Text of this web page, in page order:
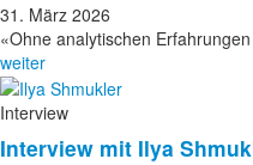
31. März 2026
«Ohne analytischen
weiter
Interview
Interview mit Ilya